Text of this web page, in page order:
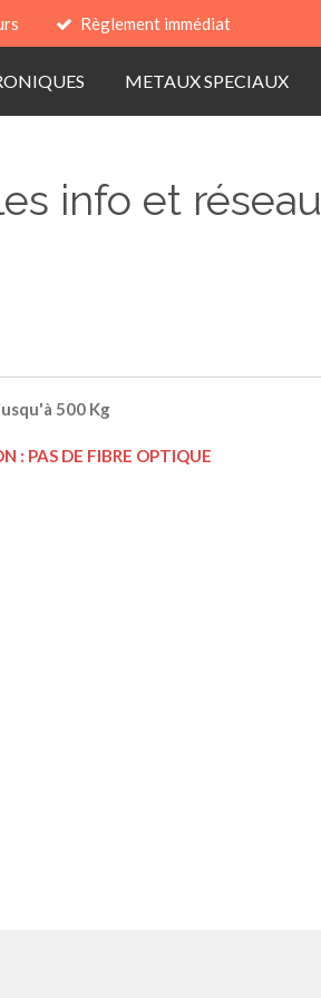
Règlement immédiat
METAUX SPECIAUX
info et réseau
500 Kg
: PAS DE FIBRE OPTIQUE